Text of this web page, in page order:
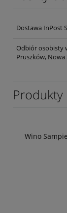
Dostawa InPost
Odbiór osobisty
Pruszków, Nowa
Produkty
Wino